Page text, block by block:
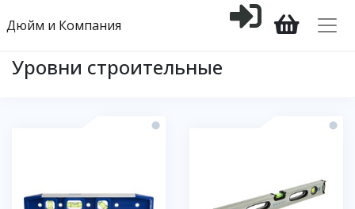
Дюйм и Компания
Уровни строительные